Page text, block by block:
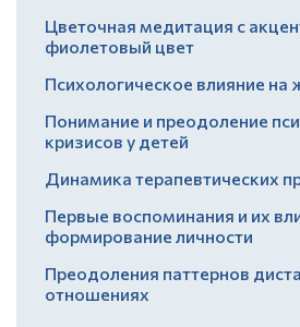
Цветочная медитация с
фиолетовый цвет
Психологическое влияние на
Понимание и преодоление
кризисов у детей
Динамика терапевтических
Первые воспоминания и их
формирование личности
Преодоления паттернов
отношениях